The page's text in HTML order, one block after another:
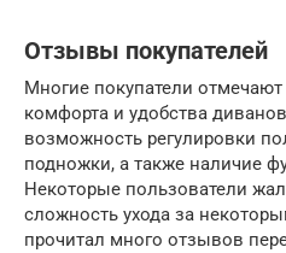
Отзывы покупателей
Многие покупатели
комфорта и удобства
возможность регулировки
подножки, а также наличие
Некоторые пользователи
сложность ухода за
прочитал много отзывов